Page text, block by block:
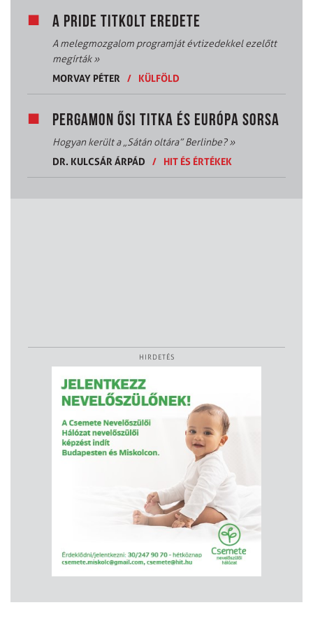
A PRIDE TITKOLT EREDETE
A melegmozgalom programját évtizedekkel ezelőtt
megírták»
MORVAY PÉTER
/ KÜLFÖLD
PERGAMON ŐSI TITKA ÉS EURÓPA SORSA
Hogyan került a „Sátán oltára” Berlinbe?»
DR. KULCSÁR ÁRPÁD
/ HIT ÉS ÉRTÉKEK
HIRDETÉS